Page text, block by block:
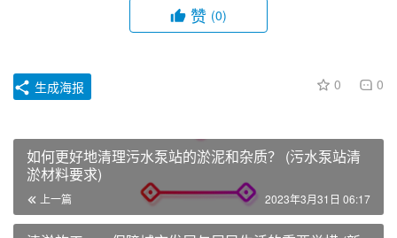
赞 (0)
0 0
生成海报
如何更好地清理污水泵站的淤泥和杂质？ (污水泵站清
淤材料要求)
上一篇 2023年3月31日 06:17